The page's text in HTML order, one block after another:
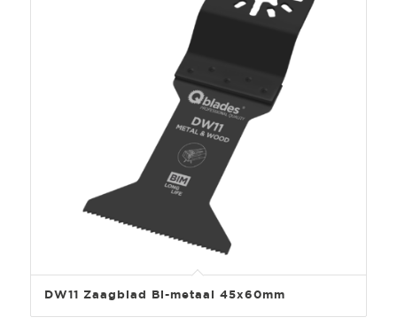
DW11 Zaagblad Bi-metaal 45x60mm